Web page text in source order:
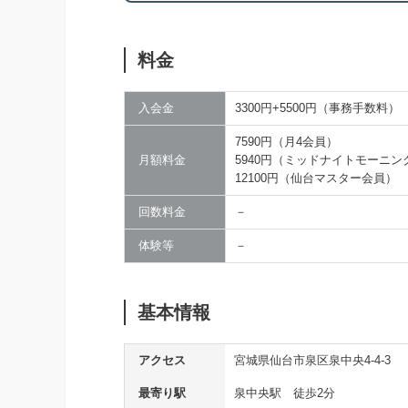
料金
入会金 3300円+5500円（事務手数料）
月額料金
7590円（月4会員）
5940円（ミッドナイトモーニン
12100円（仙台マスター会員）
回数料金 －
体験等 －
基本情報
アクセス 宮城県仙台市泉区泉中央4-4-3
最寄り駅 泉中央駅 徒歩2分